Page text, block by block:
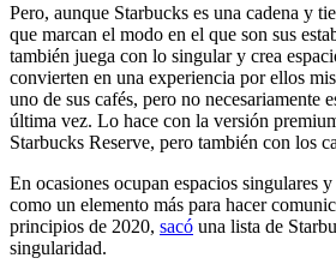
Pero, aunque Starbucks es una cadena y
que marcan el modo en el que son sus
también juega con lo singular y crea
convierten en una experiencia por ellos
uno de sus cafés, pero no necesariamente
última vez. Lo hace con la versión
Starbucks Reserve, pero también con los
En ocasiones ocupan espacios singulares
como un elemento más para hacer
principios de 2020, sacó una lista de
singularidad.